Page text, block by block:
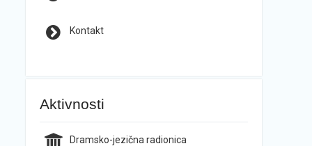
Kontakt
Aktivnosti
Dramsko-jezična radionica